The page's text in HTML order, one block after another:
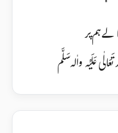
لے ہم پر
عَلَیْہ واٰلہ سَلَّم